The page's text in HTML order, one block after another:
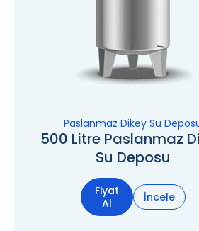
Paslanmaz Dikey Su
500 Litre Paslanmaz
Su Deposu
Fiyat
Al
İncele